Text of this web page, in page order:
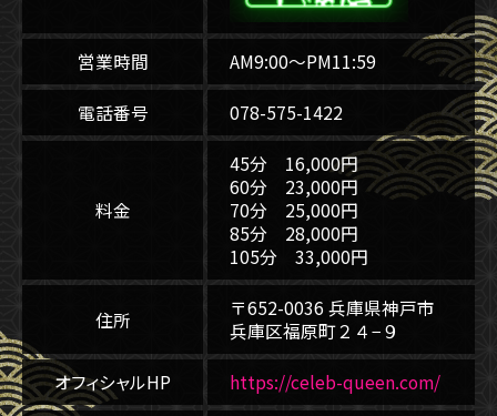
営業時間
AM9:00〜PM11:59
電話番号
078-575-1422
料金
45分 16,000円
60分 23,000円
70分 25,000円
85分 28,000円
105分 33,000円
住所
〒652-0036 兵庫県神戸市
兵庫区福原町２４−９
オフィシャルHP
https://celeb-queen.com/